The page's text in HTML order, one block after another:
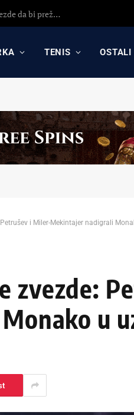
Detaljna analiza poraza Crvene zvezde protiv Hapoela! Otkrijte uzroke poraza, analizu odluka Dejana Stankovića i najavu revanša
TENIS OSTALI
i Miler-Mekintajer nadigrali
zvezde:
u